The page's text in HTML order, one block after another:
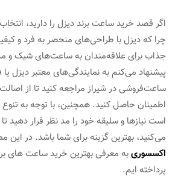
اگر قصد خرید ساعت برند دیزل را دارید،
چرا که دیزل با طراحی‌های منحصر به فرد و
جذاب برای علاقه‌مندان به ساعت‌های شیک و
پیشنهاد می‌کنم به نمایندگی‌های معتبر دیزل
ساعت‌فروشی در شیراز مراجعه کنید تا از
اطمینان حاصل کنید. همچنین، با توجه به
است نیازها و سلیقه خود را مد نظر قرار دهید
می‌کنید، بهترین گزینه برای شما باشد. در
اکسسوریبه معرفی بهترین خرید ساعت های
پرداخته ایم.